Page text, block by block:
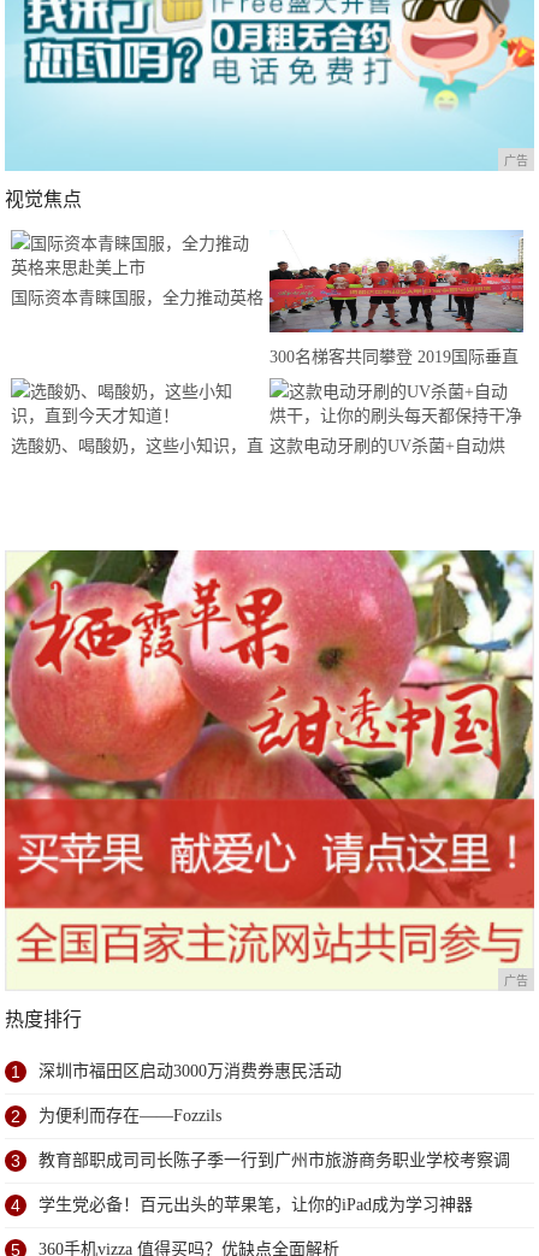
广告
视觉焦点
国际资本青睐国服，全力推动英格
300名梯客共同攀登 2019国际垂直
马拉松超级精英赛顺德海骏达中心
站欢乐开跑
选酸奶、喝酸奶，这些小知识，直 这款电动牙刷的UV杀菌+自动烘
广告
热度排行
1 深圳市福田区启动3000万消费券惠民活动
2 为便利而存在——Fozzils
3 教育部职成司司长陈子季一行到广州市旅游商务职业学校考察调
研
4 学生党必备！百元出头的苹果笔，让你的iPad成为学习神器
5 360手机vizza 值得买吗？优缺点全面解析